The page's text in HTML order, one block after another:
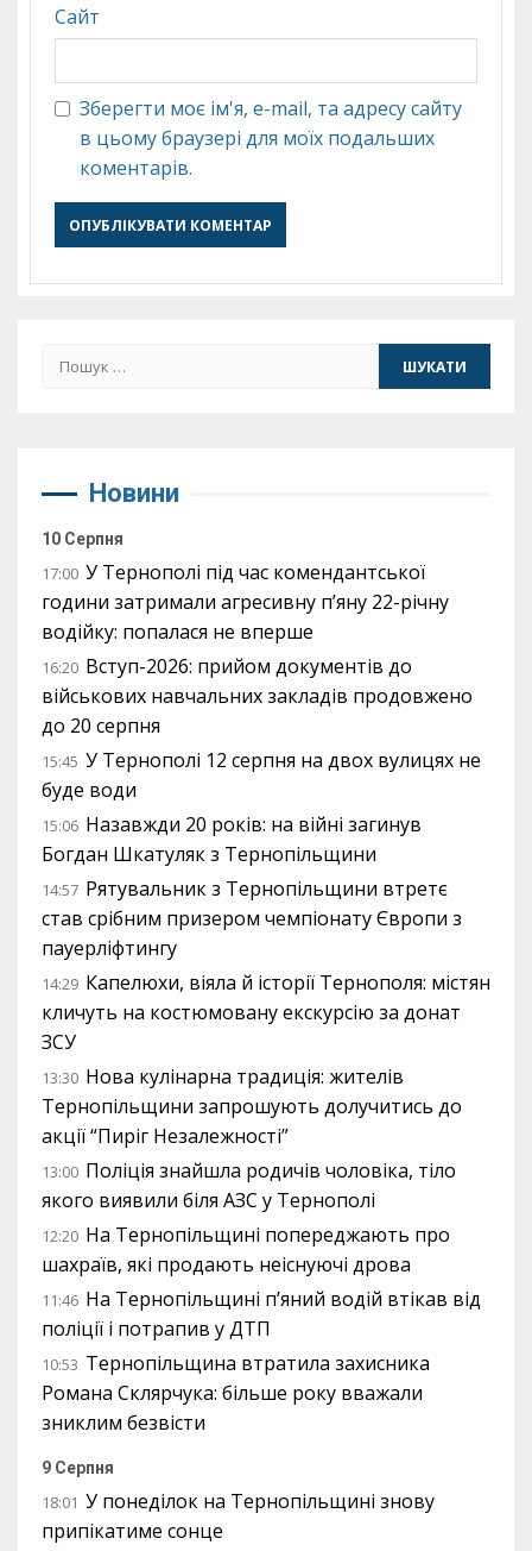
Сайт
Зберегти моє ім'я, e-mail, та адресу сайту
в цьому браузері для моїх подальших
коментарів.
Пошук:
Новини
10 Серпня
17:00 У Тернополі під час комендантської
години затримали агресивну п’яну 22-річну
водійку: попалася не вперше
16:20 Вступ-2026: прийом документів до
військових навчальних закладів продовжено
до 20 серпня
15:45 У Тернополі 12 серпня на двох вулицях не
буде води
15:06 Назавжди 20 років: на війні загинув
Богдан Шкатуляк з Тернопільщини
14:57 Рятувальник з Тернопільщини втретє
став срібним призером чемпіонату Європи з
пауерліфтингу
14:29 Капелюхи, віяла й історії Тернополя: містян
кличуть на костюмовану екскурсію за донат
ЗСУ
13:30 Нова кулінарна традиція: жителів
Тернопільщини запрошують долучитись до
акції “Пиріг Незалежності”
13:00 Поліція знайшла родичів чоловіка, тіло
якого виявили біля АЗС у Тернополі
12:20 На Тернопільщині попереджають про
шахраїв, які продають неіснуючі дрова
11:46 На Тернопільщині п’яний водій втікав від
поліції і потрапив у ДТП
10:53 Тернопільщина втратила захисника
Романа Склярчука: більше року вважали
зниклим безвісти
9 Серпня
18:01 У понеділок на Тернопільщині знову
припікатиме сонце